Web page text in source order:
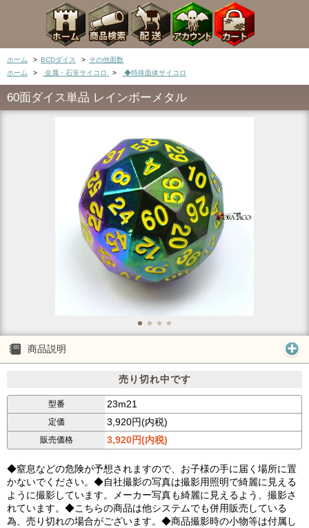
ホーム > BCDダイス > その他面数
ホーム
> 金属・石等サイコロ > ◆特殊面体サイコロ
60面ダイス単品 レインボーメタル
商品説明
売り切れ中です
型番 23m21
定価 3,920円(内税)
販売価格 3,920円(内税)
◆窒息などの危険が予想されますので、お子様の手に届く場所に置
かないでください。◆自社撮影の写真は撮影用照明で綺麗に見える
ように撮影しています。メーカー写真も綺麗に見えるよう、撮影さ
れています。◆こちらの商品は他システムでも併用販売している
為、売り切れの場合がございます。◆商品撮影時の小物等は付属し